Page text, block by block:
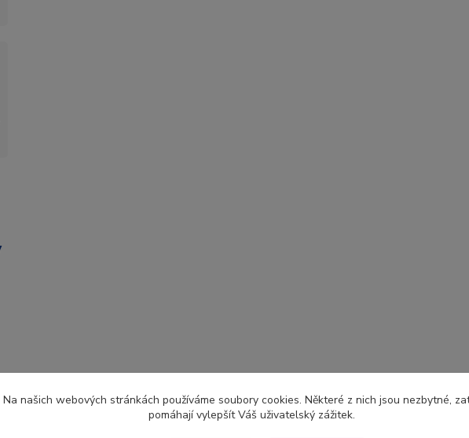
Na našich webových stránkách používáme soubory cookies. Některé z nich jsou nezbytné,
pomáhají vylepšít Váš uživatelský zážitek.